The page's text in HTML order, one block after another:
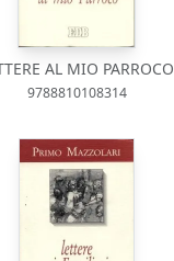
AL MIO PARROCO
9788810108314